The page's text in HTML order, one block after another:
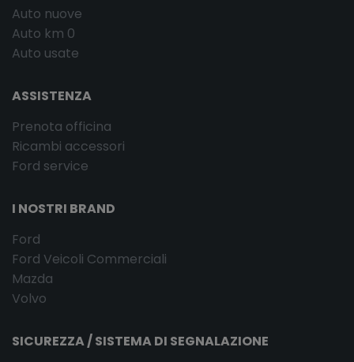
Auto nuove
Auto km 0
Auto usate
ASSISTENZA
Prenota officina
Ricambi accessori
Ford service
I NOSTRI BRAND
Ford
Ford Veicoli Commerciali
Mazda
Volvo
SICUREZZA / SISTEMA DI SEGNALAZIONE